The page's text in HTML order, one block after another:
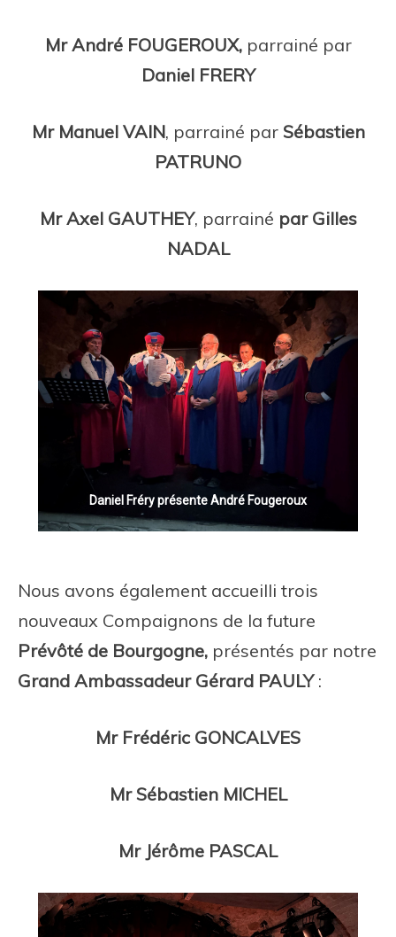
Mr André FOUGEROUX, parrainé par
Daniel FRERY
Mr Manuel VAIN, parrainé par Sébastien
PATRUNO
Mr Axel GAUTHEY, parrainé par Gilles
NADAL
Fougeroux Gilles Nadal présente
Nous avons également accueilli trois
nouveaux Compaignons de la future
Prévôté de Bourgogne, présentés par notre
Grand Ambassadeur Gérard PAULY:
Mr Frédéric GONCALVES
Mr Sébastien MICHEL
Mr Jérôme PASCAL